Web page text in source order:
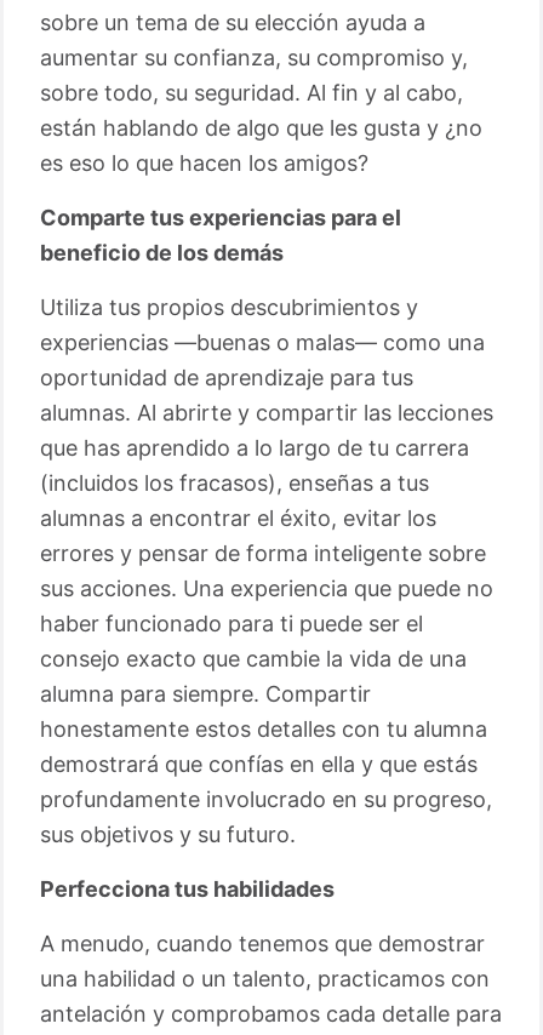
sobre un tema de su elección ayuda a
aumentar su confianza, su compromiso y,
sobre todo, su seguridad. Al fin y al cabo,
están hablando de algo que les gusta y ¿no
es eso lo que hacen los amigos?
Comparte tus experiencias para el
beneficio de los demás
Utiliza tus propios descubrimientos y
experiencias —buenas o malas— como una
oportunidad de aprendizaje para tus
alumnas. Al abrirte y compartir las lecciones
que has aprendido a lo largo de tu carrera
(incluidos los fracasos), enseñas a tus
alumnas a encontrar el éxito, evitar los
errores y pensar de forma inteligente sobre
sus acciones. Una experiencia que puede no
haber funcionado para ti puede ser el
consejo exacto que cambie la vida de una
alumna para siempre. Compartir
honestamente estos detalles con tu alumna
demostrará que confías en ella y que estás
profundamente involucrado en su progreso,
sus objetivos y su futuro.
Perfecciona tus habilidades
A menudo, cuando tenemos que demostrar
una habilidad o un talento, practicamos con
antelación y comprobamos cada detalle para